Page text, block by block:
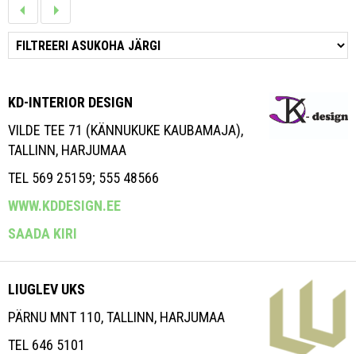
KD-INTERIOR DESIGN
VILDE TEE 71 (KÄNNUKUKE KAUBAMAJA),
TALLINN, HARJUMAA
TEL 569 25159; 555 48566
WWW.KDDESIGN.EE
SAADA KIRI
LIUGLEV UKS
PÄRNU MNT 110, TALLINN, HARJUMAA
TEL 646 5101